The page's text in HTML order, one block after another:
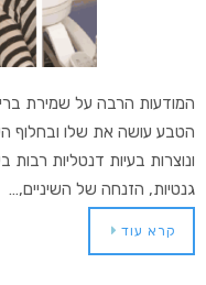
המודעות הרבה על שמירת
הטבע עושה את שלו ובחלוף
ונוצרות בעיות דנטליות
גנטיות, הזנחה של השיניים,…
קרא עוד